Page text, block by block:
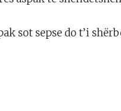
sot sepse do t’i